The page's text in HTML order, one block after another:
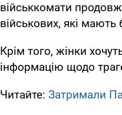
військкомати
військових, які
Крім того, жінки
інформацію щодо
Читайте: Затримали